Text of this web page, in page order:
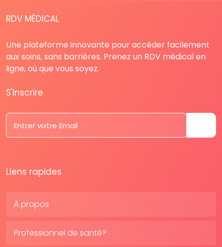
RDV MÉDICAL
Une plateforme innovante pour accéder facilement
aux soins, sans barrières. Prenez un RDV médical en
ligne, où que vous soyez.
S'inscrire
Liens rapides
À propos
Professionnel de santé?